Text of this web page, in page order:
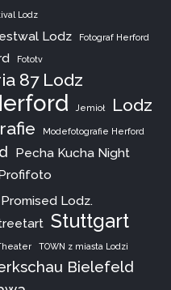
Lodz
Lodz Fotograf Herford
Fototv
87 Lodz
Jemioł Lodz
Modefotografie Herford
Pecha Kucha Night
Promised Lodz.
Stuttgart
TOWN z miasta Lodzi
Bielefeld